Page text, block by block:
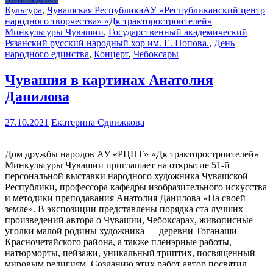
Культура, Чувашская РеспубликаАУ «Республиканский центр
народного творчества» «Дк тракторостроителей»
Минкультуры Чувашии, Государственный академический
Рязанский русский народный хор им. Е. Попова., День
народного единства, Концерт, Чебоксары
Чувашия в картинах Анатолия
Данилова
27.10.2021 Екатерина Сдвижкова
Дом дружбы народов АУ «РЦНТ» «Дк тракторостроителей»
Минкультуры Чувашии приглашает на открытие 51-й
персональной выставки народного художника Чувашской
Республики, профессора кафедры изобразительного искусства
и методики преподавания Анатолия Данилова «На своей
земле». В экспозиции представлены порядка ста лучших
произведений автора о Чувашии, Чебоксарах, живописные
уголки малой родины художника — деревни Тоганаши
Красночетайского района, а также пленэрные работы,
натюрморты, пейзажи, уникальный триптих, посвященный
мировым религиям. Созданию этих работ автор посвятил